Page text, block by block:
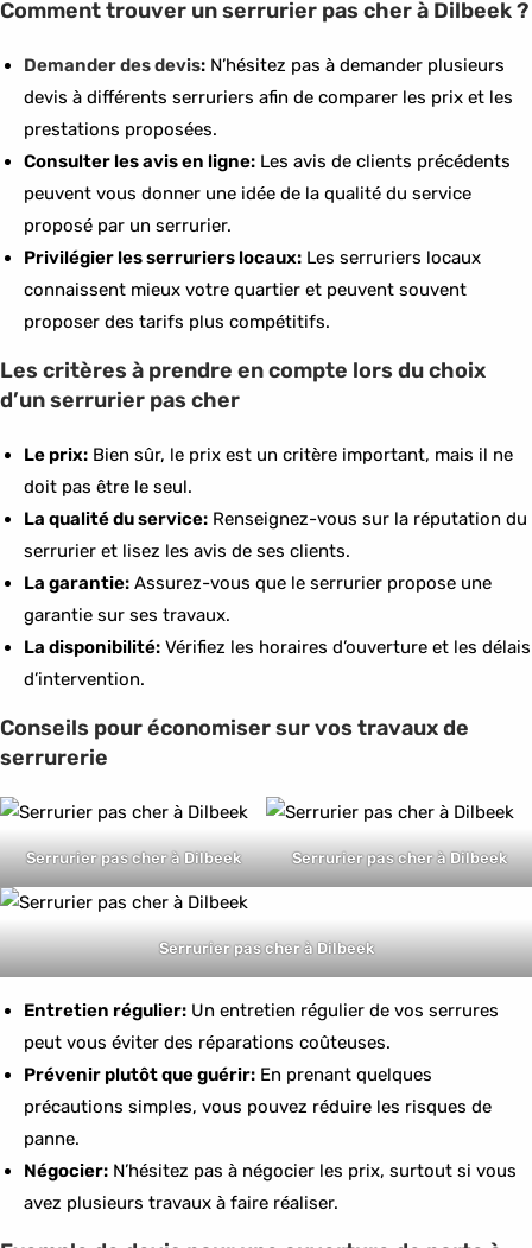
Comment trouver un serrurier pas cher à Dilbeek ?
Demander des devis: N’hésitez pas à demander plusieurs
devis à différents serruriers afin de comparer les prix et les
prestations proposées.
Consulter les avis en ligne: Les avis de clients précédents
peuvent vous donner une idée de la qualité du service
proposé par un serrurier.
Privilégier les serruriers locaux: Les serruriers locaux
connaissent mieux votre quartier et peuvent souvent
proposer des tarifs plus compétitifs.
Les critères à prendre en compte lors du choix
d’un serrurier pas cher
Le prix: Bien sûr, le prix est un critère important, mais il ne
doit pas être le seul.
La qualité du service: Renseignez-vous sur la réputation du
serrurier et lisez les avis de ses clients.
La garantie: Assurez-vous que le serrurier propose une
garantie sur ses travaux.
La disponibilité: Vérifiez les horaires d’ouverture et les délais
d’intervention.
Conseils pour économiser sur vos travaux de
serrurerie
Serrurier pas cher à Dilbeek Serrurier pas cher à Dilbeek
Serrurier pas cher à Dilbeek
Entretien régulier: Un entretien régulier de vos serrures
peut vous éviter des réparations coûteuses.
Prévenir plutôt que guérir: En prenant quelques
précautions simples, vous pouvez réduire les risques de
panne.
Négocier: N’hésitez pas à négocier les prix, surtout si vous
avez plusieurs travaux à faire réaliser.